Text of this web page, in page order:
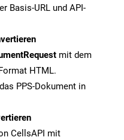
Basis-URL und API-
mit dem
HTML.
PPS-Dokument in
CellsAPI mit